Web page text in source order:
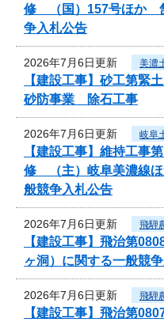
修 （国）157号ほか
争入札公告
2026年7月6日更新 美濃
【建設工事】砂工第
砂防事業 除石工事
2026年7月6日更新 岐阜
【建設工事】維持工
修 （主）岐阜美濃線
般競争入札公告
2026年7月6日更新 飛騨
【建設工事】飛治第
ヶ洞）に関する一般競
2026年7月6日更新 飛騨
【建設工事】飛治第